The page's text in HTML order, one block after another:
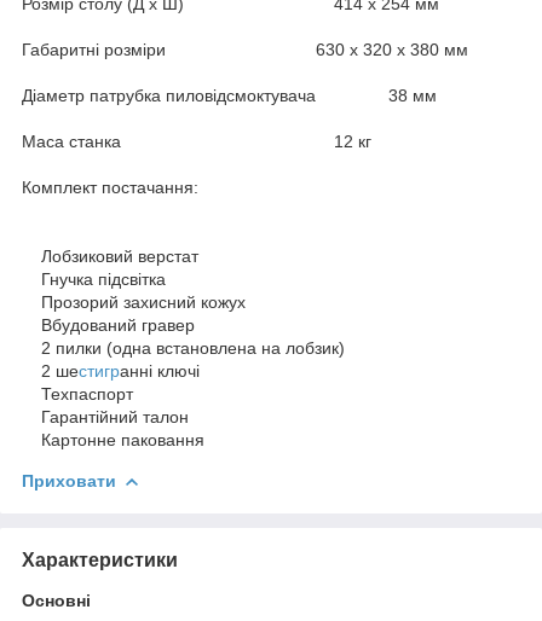
Габаритні розміри 630 х 320 х 380 мм
Діаметр патрубка пиловідсмоктувача 38 мм
Маса станка 12 кг
Комплект постачання:
Лобзиковий верстат
Гнучка підсвітка
Прозорий захисний кожух
Вбудований гравер
2 пилки (одна встановлена на лобзик)
2 шестигранні ключі
Техпаспорт
Гарантійний талон
Картонне паковання
Приховати
Характеристики
Основні